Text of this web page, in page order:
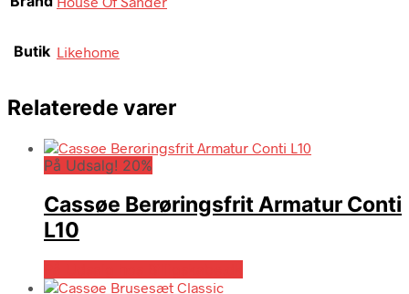
Butik Likehome
Relaterede varer
På Udsalg! 20%
Cassøe Berøringsfrit Armatur Conti
L10